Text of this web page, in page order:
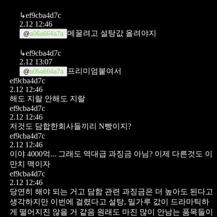
↳ef9cba4d7c
2.12 12:46
@a06a664a7a 메꿀려고 설탕값 올려야지
↳ef9cba4d7c
2.12 13:07
@a06a664a7a
프리미엄붙여서
ef9cba4d7c
2.12 12:46
해도 지랄 안해도 지랄
ef9cba4d7c
2.12 12:46
저것도 담합한회사들끼리 N빵이지?
ef9cba4d7c
2.12 12:46
이야 4000억... 그래도 역대급 과징금 아님? 이제 다른것도 이
만치 맥이자
ef9cba4d7c
2.12 12:46
당연히 해야 되는 거고 담함 관련 과징금은 더 높아도 된다고
생각하지만 이번에 걸렸다고 설탕, 밀가루 값이 드라마틱하
게 떨어지진 않을 거 같음 원래도 마진 많이 안남는 품목들이